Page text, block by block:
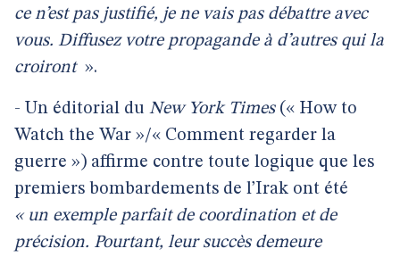
ce n’est pas justifié, je ne vais pas débattre avec
vous. Diffusez votre propagande à d’autres qui la
croiront ».
- Un éditorial du New York Times(« How to
Watch the War »/« Comment regarder la
guerre ») affirme contre toute logique que les
premiers bombardements de l’Irak ont été
« un exemple parfait de coordination et de
précision. Pourtant, leur succès demeure